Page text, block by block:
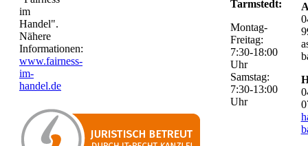
im
Handel".
Nähere
Informationen:
www.fairness-
im-
handel.de
Tarmstedt:
Montag-
Freitag:
7:30-18:00
Uhr
Samstag:
7:30-13:00
Uhr